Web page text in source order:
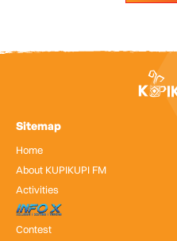
Sitemap
Home
About KUPIKUPI FM
Activities
InfoX
Contest